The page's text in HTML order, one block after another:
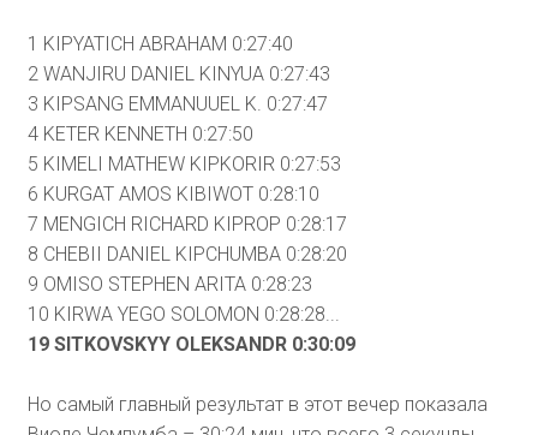
1 KIPYATICH ABRAHAM 0:27:40
2 WANJIRU DANIEL KINYUA 0:27:43
3 KIPSANG EMMANUUEL K. 0:27:47
4 KETER KENNETH 0:27:50
5 KIMELI MATHEW KIPKORIR 0:27:53
6 KURGAT AMOS KIBIWOT 0:28:10
7 MENGICH RICHARD KIPROP 0:28:17
8 CHEBII DANIEL KIPCHUMBA 0:28:20
9 OMISO STEPHEN ARITA 0:28:23
10 KIRWA YEGO SOLOMON 0:28:28...
19 SITKOVSKYY OLEKSANDR 0:30:09
Но самый главный результат в этот вечер показала